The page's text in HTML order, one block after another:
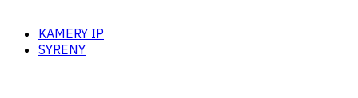
KAMERY IP
SYRENY